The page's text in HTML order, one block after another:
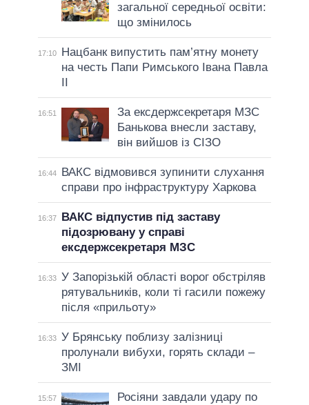
загальної середньої освіти:
що змінилось
17:10
Нацбанк випустить пам’ятну монету
на честь Папи Римського Івана Павла
16:51
За ексдержсекретаря МЗС
Банькова внесли заставу,
він вийшов із СІЗО
16:44
ВАКС відмовився зупинити слухання
справи про інфраструктуру Харкова
16:37
ВАКС відпустив під заставу
підозрювану у справі
ексдержсекретаря МЗС
16:33 У Запорізькій області ворог обстріляв
рятувальників, коли ті гасили пожежу
після «прильоту»
16:33 У Брянську поблизу залізниці
пролунали вибухи, горять склади –
ЗМІ
15:57
Росіяни завдали удару по